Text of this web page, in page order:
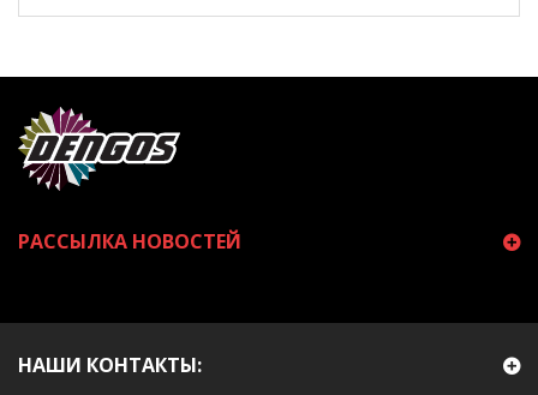
РАССЫЛКА НОВОСТЕЙ
НАШИ КОНТАКТЫ: